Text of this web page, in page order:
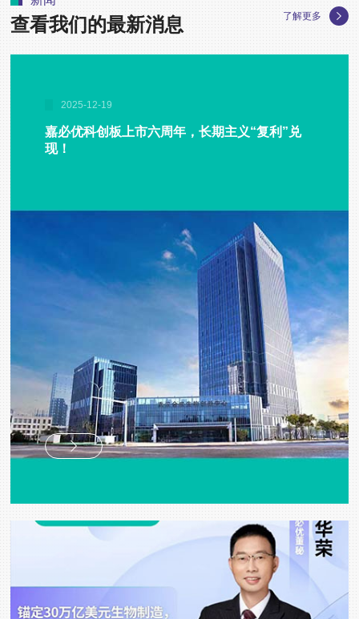
查看我们的最新消息 了解更多
2025-12-19
嘉必优科创板上市六周年，长期主义“复利”兑
现！